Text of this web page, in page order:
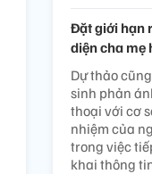
Đặt giới hạn
diện cha mẹ
Dự thảo
sinh phản
thoại với cơ
nhiệm của
trong việc
khai thông